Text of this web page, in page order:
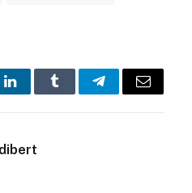
LinkedInTumblrTelegramEmail